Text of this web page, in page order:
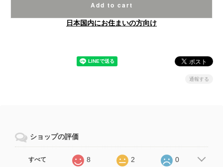
Add to cart
日本国内にお住まいの方向け
通報する
ショップの評価
すべて 8 2 0